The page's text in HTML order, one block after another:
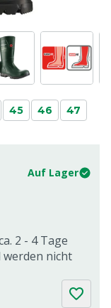
45 46
47
Auf Lager
2 - 4 Tage
nicht